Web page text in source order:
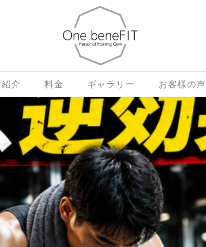
介 料金 ギャラリー お客様の声